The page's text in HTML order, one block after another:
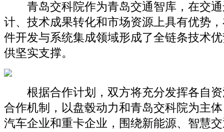
青岛交科院作为青岛交通智库，在交通
计、技术成果转化和市场资源上具有优势
件开发与系统集成领域形成了全链条技术
供坚实支撑。
根据合作计划，双方将充分发挥各自资
合作机制，以盘毂动力和青岛交科院为主
汽车企业和重卡企业，围绕新能源、智慧